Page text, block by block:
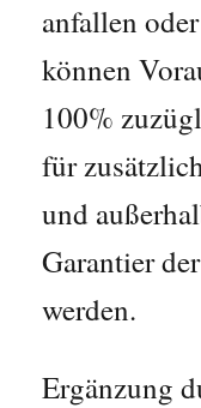
anfallen
können
100%
für
und
Garantier
werden.
Ergänzung